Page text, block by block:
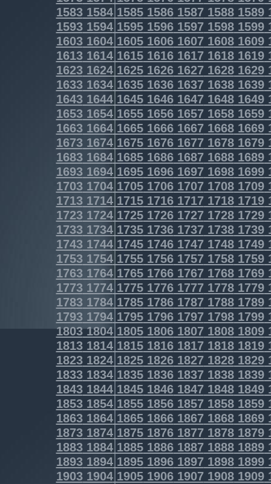
1583158415851586158715881589
1593159415951596159715981599
1603160416051606160716081609
1613161416151616161716181619
1623162416251626162716281629
1633163416351636163716381639
1643164416451646164716481649
1653165416551656165716581659
1663166416651666166716681669
1673167416751676167716781679
1683168416851686168716881689
1693169416951696169716981699
1703170417051706170717081709
1713171417151716171717181719
1723172417251726172717281729
1733173417351736173717381739
1743174417451746174717481749
1753175417551756175717581759
1763176417651766176717681769
1773177417751776177717781779
1783178417851786178717881789
1793179417951796179717981799
1803180418051806180718081809
1813181418151816181718181819
1823182418251826182718281829
1833183418351836183718381839
1843184418451846184718481849
1853185418551856185718581859
1863186418651866186718681869
1873187418751876187718781879
1883188418851886188718881889
1893189418951896189718981899
1903190419051906190719081909